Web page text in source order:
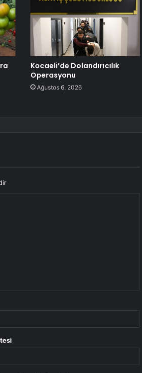
Kocaeli’de Dolandırıcılık
Operasyonu
Ağustos 6, 2026